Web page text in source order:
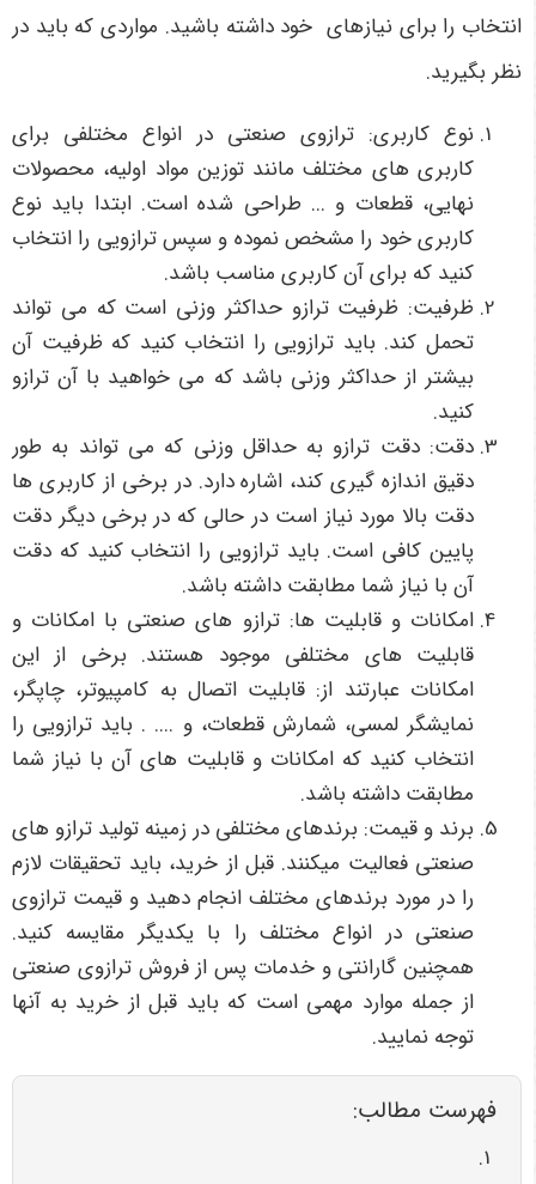
انتخاب را برای نیازهای خود داشته باشید. مواردی که باید در
نظر بگیرید.
نوع کاربری: ترازوی صنعتی در انواع مختلفی برای
کاربری های مختلف مانند توزین مواد اولیه، محصولات
نهایی، قطعات و ... طراحی شده است. ابتدا باید نوع
کاربری خود را مشخص نموده و سپس ترازویی را انتخاب
کنید که برای آن کاربری مناسب باشد.
ظرفیت: ظرفیت ترازو حداکثر وزنی است که می تواند
تحمل کند. باید ترازویی را انتخاب کنید که ظرفیت آن
بیشتر از حداکثر وزنی باشد که می خواهید با آن ترازو
کنید.
دقت: دقت ترازو به حداقل وزنی که می تواند به طور
دقیق اندازه گیری کند، اشاره دارد. در برخی از کاربری ها
دقت بالا مورد نیاز است در حالی که در برخی دیگر دقت
پایین کافی است. باید ترازویی را انتخاب کنید که دقت
آن با نیاز شما مطابقت داشته باشد.
امکانات و قابلیت ها: ترازو های صنعتی با امکانات و
قابلیت های مختلفی موجود هستند. برخی از این
امکانات عبارتند از: قابلیت اتصال به کامپیوتر، چاپگر،
نمایشگر لمسی، شمارش قطعات، و .... . باید ترازویی را
انتخاب کنید که امکانات و قابلیت های آن با نیاز شما
مطابقت داشته باشد.
برند و قیمت: برندهای مختلفی در زمینه تولید ترازو های
صنعتی فعالیت می­کنند. قبل از خرید، باید تحقیقات لازم
را در مورد برندهای مختلف انجام دهید و قیمت ترازوی
صنعتی در انواع مختلف را با یکدیگر مقایسه کنید.
همچنین گارانتی و خدمات پس از فروش ترازوی صنعتی
از جمله موارد مهمی است که باید قبل از خرید به آنها
توجه نمایید.
فهرست مطالب: